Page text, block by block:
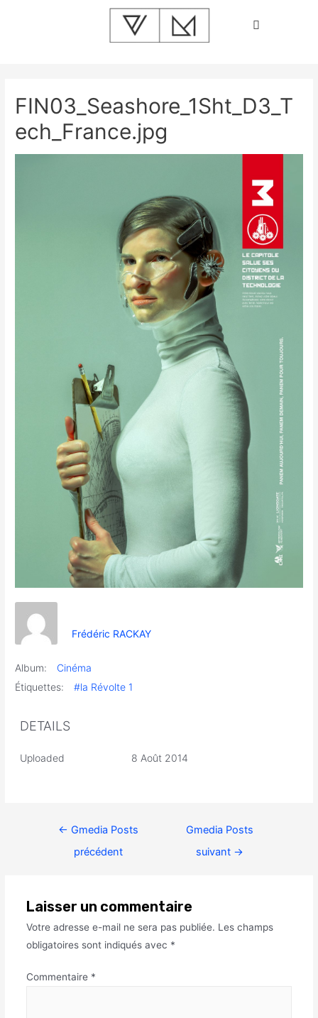
FIN03_Seashore_1Sht_D3_T
ech_France.jpg
Frédéric RACKAY
Album:
Cinéma
Étiquettes:
#la Révolte 1
DETAILS
Uploaded 8 Août 2014
← Gmedia Posts
précédent
Gmedia Posts
suivant →
Laisser un commentaire
Votre adresse e-mail ne sera pas publiée. Les champs
obligatoires sont indiqués avec *
Commentaire *